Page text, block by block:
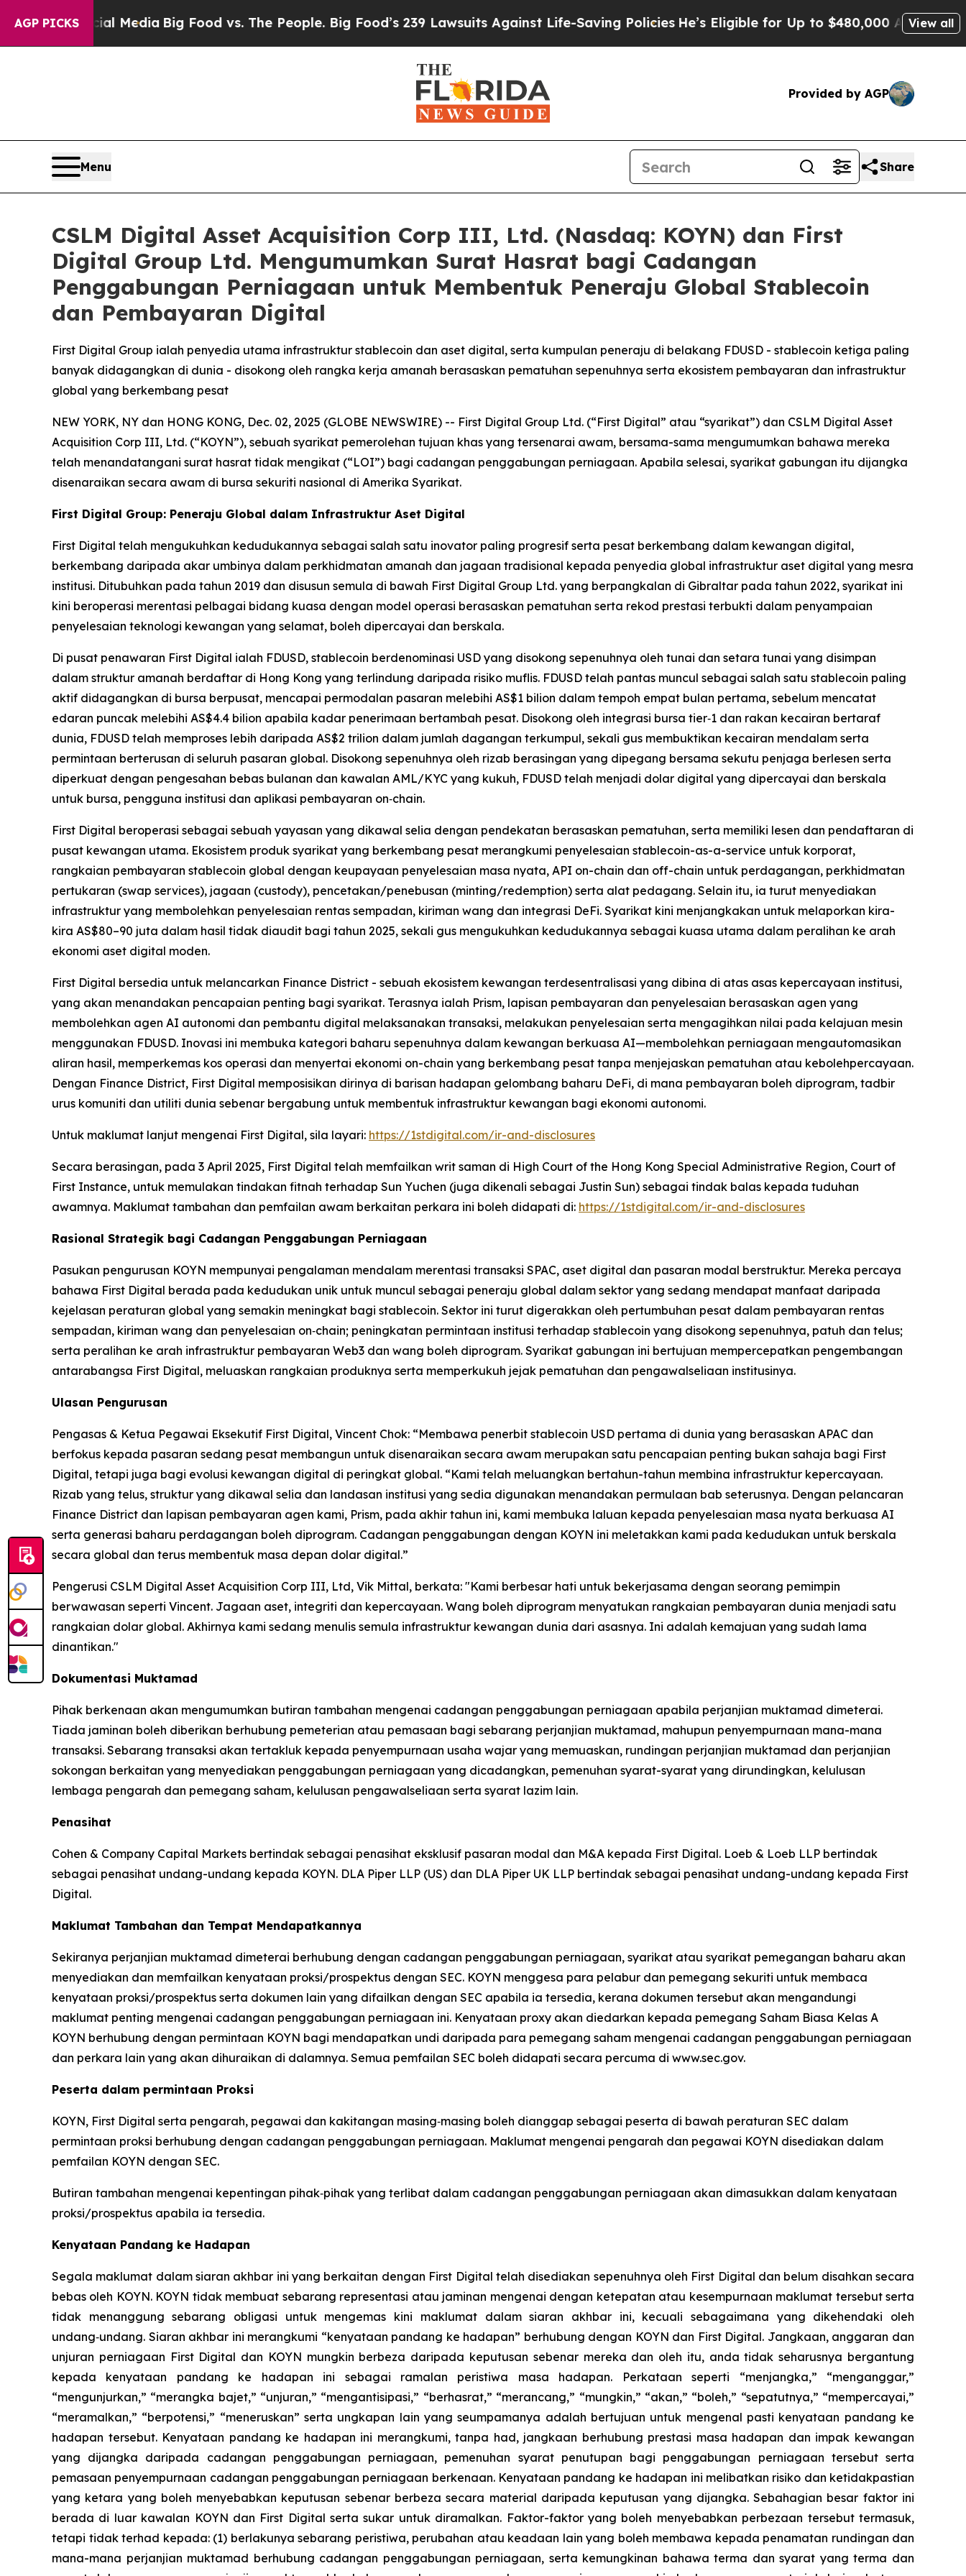
AGP PICKS
MediaBig Food vs. The People. Big Food’s 239 Lawsuits Against Life-Saving PoliciesHe’s Eligible for Up to $480,000 After Being Wrongly
View all
Provided by AGP
Menu Share
CSLM Digital Asset Acquisition Corp III, Ltd. (Nasdaq: KOYN) dan First
Digital Group Ltd. Mengumumkan Surat Hasrat bagi Cadangan
Penggabungan Perniagaan untuk Membentuk Peneraju Global Stablecoin
dan Pembayaran Digital
First Digital Group ialah penyedia utama infrastruktur stablecoin dan aset digital, serta kumpulan peneraju di belakang FDUSD - stablecoin ketiga paling
banyak didagangkan di dunia - disokong oleh rangka kerja amanah berasaskan pematuhan sepenuhnya serta ekosistem pembayaran dan infrastruktur
global yang berkembang pesat
NEW YORK, NY dan HONG KONG, Dec. 02, 2025 (GLOBE NEWSWIRE) -- First Digital Group Ltd. (“First Digital” atau “syarikat”) dan CSLM Digital Asset
Acquisition Corp III, Ltd. (“KOYN”), sebuah syarikat pemerolehan tujuan khas yang tersenarai awam, bersama-sama mengumumkan bahawa mereka
telah menandatangani surat hasrat tidak mengikat (“LOI”) bagi cadangan penggabungan perniagaan. Apabila selesai, syarikat gabungan itu dijangka
disenaraikan secara awam di bursa sekuriti nasional di Amerika Syarikat.
First Digital Group: Peneraju Global dalam Infrastruktur Aset Digital
First Digital telah mengukuhkan kedudukannya sebagai salah satu inovator paling progresif serta pesat berkembang dalam kewangan digital,
berkembang daripada akar umbinya dalam perkhidmatan amanah dan jagaan tradisional kepada penyedia global infrastruktur aset digital yang mesra
institusi. Ditubuhkan pada tahun 2019 dan disusun semula di bawah First Digital Group Ltd. yang berpangkalan di Gibraltar pada tahun 2022, syarikat ini
kini beroperasi merentasi pelbagai bidang kuasa dengan model operasi berasaskan pematuhan serta rekod prestasi terbukti dalam penyampaian
penyelesaian teknologi kewangan yang selamat, boleh dipercayai dan berskala.
Di pusat penawaran First Digital ialah FDUSD, stablecoin berdenominasi USD yang disokong sepenuhnya oleh tunai dan setara tunai yang disimpan
dalam struktur amanah berdaftar di Hong Kong yang terlindung daripada risiko muflis. FDUSD telah pantas muncul sebagai salah satu stablecoin paling
aktif didagangkan di bursa berpusat, mencapai permodalan pasaran melebihi AS$1 bilion dalam tempoh empat bulan pertama, sebelum mencatat
edaran puncak melebihi AS$4.4 bilion apabila kadar penerimaan bertambah pesat. Disokong oleh integrasi bursa tier‑1 dan rakan kecairan bertaraf
dunia, FDUSD telah memproses lebih daripada AS$2 trilion dalam jumlah dagangan terkumpul, sekali gus membuktikan kecairan mendalam serta
permintaan berterusan di seluruh pasaran global. Disokong sepenuhnya oleh rizab berasingan yang dipegang bersama sekutu penjaga berlesen serta
diperkuat dengan pengesahan bebas bulanan dan kawalan AML/KYC yang kukuh, FDUSD telah menjadi dolar digital yang dipercayai dan berskala
untuk bursa, pengguna institusi dan aplikasi pembayaran on‑chain.
First Digital beroperasi sebagai sebuah yayasan yang dikawal selia dengan pendekatan berasaskan pematuhan, serta memiliki lesen dan pendaftaran di
pusat kewangan utama. Ekosistem produk syarikat yang berkembang pesat merangkumi penyelesaian stablecoin-as-a-service untuk korporat,
rangkaian pembayaran stablecoin global dengan keupayaan penyelesaian masa nyata, API on-chain dan off-chain untuk perdagangan, perkhidmatan
pertukaran (swap services), jagaan (custody), pencetakan/penebusan (minting/redemption) serta alat pedagang. Selain itu, ia turut menyediakan
infrastruktur yang membolehkan penyelesaian rentas sempadan, kiriman wang dan integrasi DeFi. Syarikat kini menjangkakan untuk melaporkan kira-
kira AS$80–90 juta dalam hasil tidak diaudit bagi tahun 2025, sekali gus mengukuhkan kedudukannya sebagai kuasa utama dalam peralihan ke arah
ekonomi aset digital moden.
First Digital bersedia untuk melancarkan Finance District - sebuah ekosistem kewangan terdesentralisasi yang dibina di atas asas kepercayaan institusi,
yang akan menandakan pencapaian penting bagi syarikat. Terasnya ialah Prism, lapisan pembayaran dan penyelesaian berasaskan agen yang
membolehkan agen AI autonomi dan pembantu digital melaksanakan transaksi, melakukan penyelesaian serta mengagihkan nilai pada kelajuan mesin
menggunakan FDUSD. Inovasi ini membuka kategori baharu sepenuhnya dalam kewangan berkuasa AI—membolehkan perniagaan mengautomasikan
aliran hasil, memperkemas kos operasi dan menyertai ekonomi on-chain yang berkembang pesat tanpa menjejaskan pematuhan atau kebolehpercayaan.
Dengan Finance District, First Digital memposisikan dirinya di barisan hadapan gelombang baharu DeFi, di mana pembayaran boleh diprogram, tadbir
urus komuniti dan utiliti dunia sebenar bergabung untuk membentuk infrastruktur kewangan bagi ekonomi autonomi.
Untuk maklumat lanjut mengenai First Digital, sila layari: https://1stdigital.com/ir-and-disclosures
Secara berasingan, pada 3 April 2025, First Digital telah memfailkan writ saman di High Court of the Hong Kong Special Administrative Region, Court of
First Instance, untuk memulakan tindakan fitnah terhadap Sun Yuchen (juga dikenali sebagai Justin Sun) sebagai tindak balas kepada tuduhan
awamnya. Maklumat tambahan dan pemfailan awam berkaitan perkara ini boleh didapati di: https://1stdigital.com/ir-and-disclosures
Rasional Strategik bagi Cadangan Penggabungan Perniagaan
Pasukan pengurusan KOYN mempunyai pengalaman mendalam merentasi transaksi SPAC, aset digital dan pasaran modal berstruktur. Mereka percaya
bahawa First Digital berada pada kedudukan unik untuk muncul sebagai peneraju global dalam sektor yang sedang mendapat manfaat daripada
kejelasan peraturan global yang semakin meningkat bagi stablecoin. Sektor ini turut digerakkan oleh pertumbuhan pesat dalam pembayaran rentas
sempadan, kiriman wang dan penyelesaian on‑chain; peningkatan permintaan institusi terhadap stablecoin yang disokong sepenuhnya, patuh dan telus;
serta peralihan ke arah infrastruktur pembayaran Web3 dan wang boleh diprogram. Syarikat gabungan ini bertujuan mempercepatkan pengembangan
antarabangsa First Digital, meluaskan rangkaian produknya serta memperkukuh jejak pematuhan dan pengawalseliaan institusinya.
Ulasan Pengurusan
Pengasas & Ketua Pegawai Eksekutif First Digital, Vincent Chok: “Membawa penerbit stablecoin USD pertama di dunia yang berasaskan APAC dan
berfokus kepada pasaran sedang pesat membangun untuk disenaraikan secara awam merupakan satu pencapaian penting bukan sahaja bagi First
Digital, tetapi juga bagi evolusi kewangan digital di peringkat global. “Kami telah meluangkan bertahun-tahun membina infrastruktur kepercayaan.
Rizab yang telus, struktur yang dikawal selia dan landasan institusi yang sedia digunakan menandakan permulaan bab seterusnya. Dengan pelancaran
Finance District dan lapisan pembayaran agen kami, Prism, pada akhir tahun ini, kami membuka laluan kepada penyelesaian masa nyata berkuasa AI
serta generasi baharu perdagangan boleh diprogram. Cadangan penggabungan dengan KOYN ini meletakkan kami pada kedudukan untuk berskala
secara global dan terus membentuk masa depan dolar digital.”
Pengerusi CSLM Digital Asset Acquisition Corp III, Ltd, Vik Mittal, berkata: "Kami berbesar hati untuk bekerjasama dengan seorang pemimpin
berwawasan seperti Vincent. Jagaan aset, integriti dan kepercayaan. Wang boleh diprogram menyatukan rangkaian pembayaran dunia menjadi satu
rangkaian dolar global. Akhirnya kami sedang menulis semula infrastruktur kewangan dunia dari asasnya. Ini adalah kemajuan yang sudah lama
dinantikan."
Dokumentasi Muktamad
Pihak berkenaan akan mengumumkan butiran tambahan mengenai cadangan penggabungan perniagaan apabila perjanjian muktamad dimeterai.
Tiada jaminan boleh diberikan berhubung pemeterian atau pemasaan bagi sebarang perjanjian muktamad, mahupun penyempurnaan mana-mana
transaksi. Sebarang transaksi akan tertakluk kepada penyempurnaan usaha wajar yang memuaskan, rundingan perjanjian muktamad dan perjanjian
sokongan berkaitan yang menyediakan penggabungan perniagaan yang dicadangkan, pemenuhan syarat-syarat yang dirundingkan, kelulusan
lembaga pengarah dan pemegang saham, kelulusan pengawalseliaan serta syarat lazim lain.
Penasihat
Cohen & Company Capital Markets bertindak sebagai penasihat eksklusif pasaran modal dan M&A kepada First Digital. Loeb & Loeb LLP bertindak
sebagai penasihat undang-undang kepada KOYN. DLA Piper LLP (US) dan DLA Piper UK LLP bertindak sebagai penasihat undang-undang kepada First
Digital.
Maklumat Tambahan dan Tempat Mendapatkannya
Sekiranya perjanjian muktamad dimeterai berhubung dengan cadangan penggabungan perniagaan, syarikat atau syarikat pemegangan baharu akan
menyediakan dan memfailkan kenyataan proksi/prospektus dengan SEC. KOYN menggesa para pelabur dan pemegang sekuriti untuk membaca
kenyataan proksi/prospektus serta dokumen lain yang difailkan dengan SEC apabila ia tersedia, kerana dokumen tersebut akan mengandungi
maklumat penting mengenai cadangan penggabungan perniagaan ini. Kenyataan proxy akan diedarkan kepada pemegang Saham Biasa Kelas A
KOYN berhubung dengan permintaan KOYN bagi mendapatkan undi daripada para pemegang saham mengenai cadangan penggabungan perniagaan
dan perkara lain yang akan dihuraikan di dalamnya. Semua pemfailan SEC boleh didapati secara percuma di www.sec.gov.
Peserta dalam permintaan Proksi
KOYN, First Digital serta pengarah, pegawai dan kakitangan masing‑masing boleh dianggap sebagai peserta di bawah peraturan SEC dalam
permintaan proksi berhubung dengan cadangan penggabungan perniagaan. Maklumat mengenai pengarah dan pegawai KOYN disediakan dalam
pemfailan KOYN dengan SEC.
Butiran tambahan mengenai kepentingan pihak‑pihak yang terlibat dalam cadangan penggabungan perniagaan akan dimasukkan dalam kenyataan
proksi/prospektus apabila ia tersedia.
Kenyataan Pandang ke Hadapan
Segala maklumat dalam siaran akhbar ini yang berkaitan dengan First Digital telah disediakan sepenuhnya oleh First Digital dan belum disahkan secara
bebas oleh KOYN. KOYN tidak membuat sebarang representasi atau jaminan mengenai dengan ketepatan atau kesempurnaan maklumat tersebut serta
tidak menanggung sebarang obligasi untuk mengemas kini maklumat dalam siaran akhbar ini, kecuali sebagaimana yang dikehendaki oleh
undang‑undang. Siaran akhbar ini merangkumi “kenyataan pandang ke hadapan” berhubung dengan KOYN dan First Digital. Jangkaan, anggaran dan
unjuran perniagaan First Digital dan KOYN mungkin berbeza daripada keputusan sebenar mereka dan oleh itu, anda tidak seharusnya bergantung
kepada kenyataan pandang ke hadapan ini sebagai ramalan peristiwa masa hadapan. Perkataan seperti “menjangka,” “menganggar,”
“mengunjurkan,” “merangka bajet,” “unjuran,” “mengantisipasi,” “berhasrat,” “merancang,” “mungkin,” “akan,” “boleh,” “sepatutnya,” “mempercayai,”
“meramalkan,” “berpotensi,” “meneruskan” serta ungkapan lain yang seumpamanya adalah bertujuan untuk mengenal pasti kenyataan pandang ke
hadapan tersebut. Kenyataan pandang ke hadapan ini merangkumi, tanpa had, jangkaan berhubung prestasi masa hadapan dan impak kewangan
yang dijangka daripada cadangan penggabungan perniagaan, pemenuhan syarat penutupan bagi penggabungan perniagaan tersebut serta
pemasaan penyempurnaan cadangan penggabungan perniagaan berkenaan. Kenyataan pandang ke hadapan ini melibatkan risiko dan ketidakpastian
yang ketara yang boleh menyebabkan keputusan sebenar berbeza secara material daripada keputusan yang dijangka. Sebahagian besar faktor ini
berada di luar kawalan KOYN dan First Digital serta sukar untuk diramalkan. Faktor-faktor yang boleh menyebabkan perbezaan tersebut termasuk,
tetapi tidak terhad kepada: (1) berlakunya sebarang peristiwa, perubahan atau keadaan lain yang boleh membawa kepada penamatan rundingan dan
mana-mana perjanjian muktamad berhubung cadangan penggabungan perniagaan, serta kemungkinan bahawa terma dan syarat yang terma dan